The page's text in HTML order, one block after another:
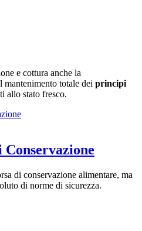
e cottura anche la
mantenimento totale dei principi
allo stato fresco.
di conservazione alimentare, ma
di norme di sicurezza.